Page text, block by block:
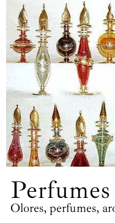
Perfumes
Olores, perfumes,